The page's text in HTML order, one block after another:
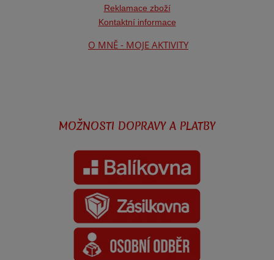
Reklamace zboží
Kontaktní informace
O MNĚ - MOJE AKTIVITY
MOŽNOSTI DOPRAVY A PLATBY